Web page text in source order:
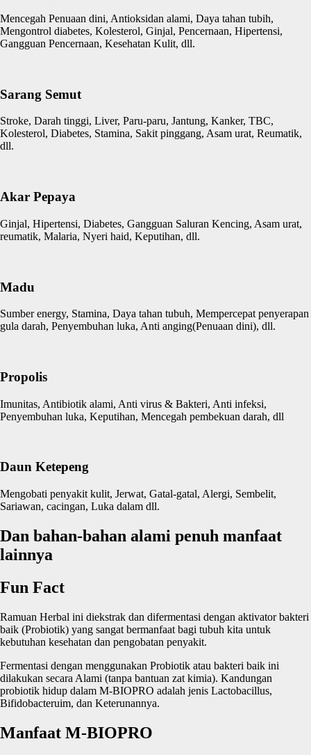
Mencegah Penuaan dini, Antioksidan alami, Daya tahan tubih,
Mengontrol diabetes, Kolesterol, Ginjal, Pencernaan, Hipertensi,
Gangguan Pencernaan, Kesehatan Kulit, dll.
Sarang Semut
Stroke, Darah tinggi, Liver, Paru-paru, Jantung, Kanker, TBC,
Kolesterol, Diabetes, Stamina, Sakit pinggang, Asam urat, Reumatik,
dll.
Akar Pepaya
Ginjal, Hipertensi, Diabetes, Gangguan Saluran Kencing, Asam urat,
reumatik, Malaria, Nyeri haid, Keputihan, dll.
Madu
Sumber energy, Stamina, Daya tahan tubuh, Mempercepat penyerapan
gula darah, Penyembuhan luka, Anti anging(Penuaan dini), dll.
Propolis
Imunitas, Antibiotik alami, Anti virus & Bakteri, Anti infeksi,
Penyembuhan luka, Keputihan, Mencegah pembekuan darah, dll
Daun Ketepeng
Mengobati penyakit kulit, Jerwat, Gatal-gatal, Alergi, Sembelit,
Sariawan, cacingan, Luka dalam dll.
Dan bahan-bahan alami penuh manfaat
lainnya
Fun Fact
Ramuan Herbal ini diekstrak dan difermentasi dengan aktivator bakteri
baik (Probiotik) yang sangat bermanfaat bagi tubuh kita untuk
kebutuhan kesehatan dan pengobatan penyakit.
Fermentasi dengan menggunakan Probiotik atau bakteri baik ini
dilakukan secara Alami (tanpa bantuan zat kimia). Kandungan
probiotik hidup dalam M-BIOPRO adalah jenis Lactobacillus,
Bifidobacteruim, dan Keterunannya.
Manfaat M-BIOPRO